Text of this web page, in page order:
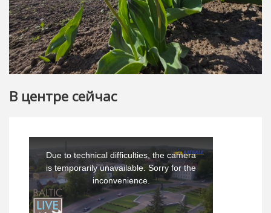
В центре сейчас